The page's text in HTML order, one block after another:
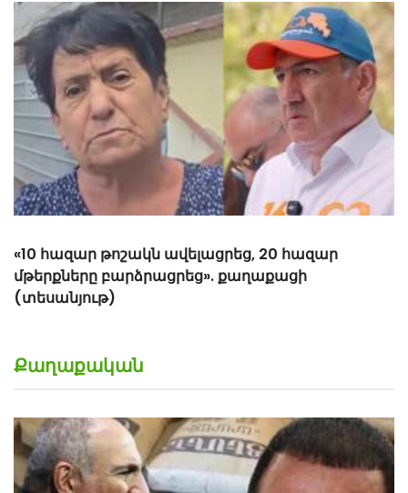
«Հիշեցի՞ք մեզ, ձեր սանիկներն ենք». աղջիկները՝
Նիկոլ Փաշինյանին
Քաղաքական